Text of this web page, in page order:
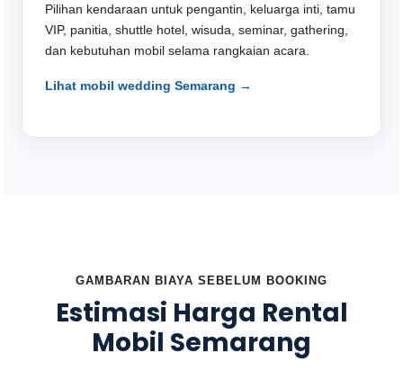
Pilihan kendaraan untuk pengantin, keluarga inti, tamu
VIP, panitia, shuttle hotel, wisuda, seminar, gathering,
dan kebutuhan mobil selama rangkaian acara.
Lihat mobil wedding Semarang →
GAMBARAN BIAYA SEBELUM BOOKING
Estimasi Harga Rental
Mobil Semarang